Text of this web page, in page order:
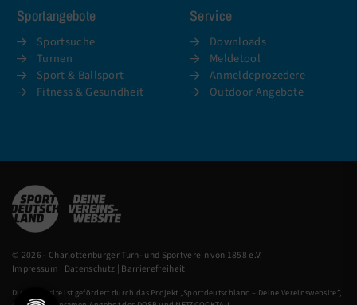
Sportangebote
Sportsuche
Turnen
Sport & Ballsport
Fitness & Gesundheit
Service
Downloads
Meldetool
Anmeldeprozedere
Outdoor Angebote
© 2026 - Charlottenburger Turn- und Sportverein von 1858 e.V.
Impressum | Datenschutz | Barrierefreiheit
Diese Website ist gefördert durch das Projekt „Sportdeutschland – Deine Vereinswebsite”,